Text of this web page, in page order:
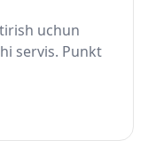
uchun
servis. Punkt